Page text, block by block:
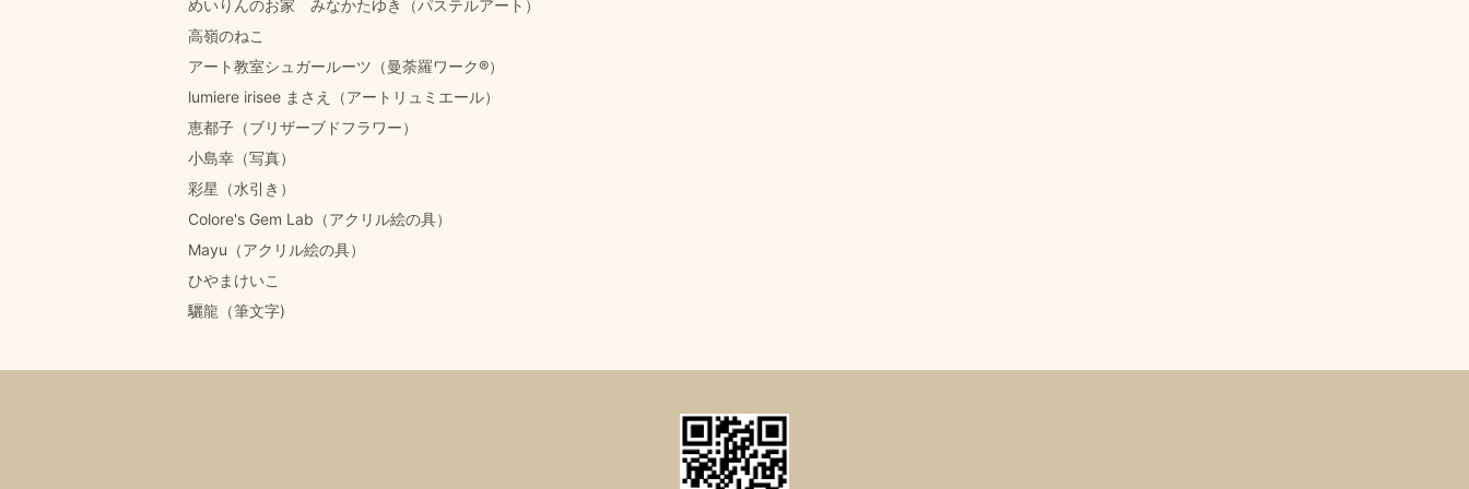
めいりんのお家 みなかたゆき（パステルアート）
高嶺のねこ
アート教室シュガールーツ（曼荼羅ワーク®︎）
lumiere irisee まさえ（アートリュミエール）
恵都子（ブリザーブドフラワー）
小島幸（写真）
彩星（水引き）
Colore's Gem Lab（アクリル絵の具）
Mayu（アクリル絵の具）
ひやまけいこ
驪龍（筆文字)